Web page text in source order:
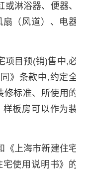
淋浴器、便器、
（风道）、电器
项目预(销)售中,必
》条款中,约定全
标准、所使用的
板房可以作为装
《上海市新建住宅
使用说明书》的